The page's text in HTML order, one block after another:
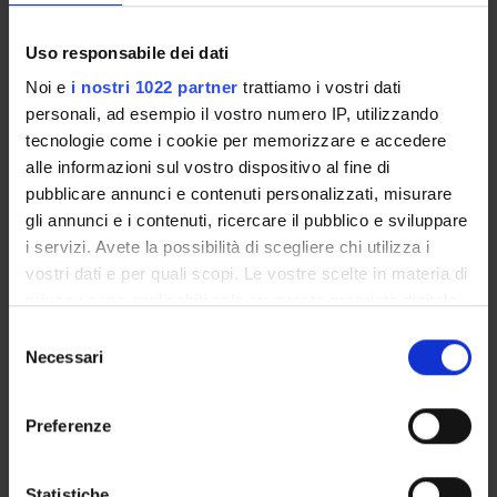
Uso responsabile dei dati
Noi e i nostri 1022 partner trattiamo i vostri dati
personali, ad esempio il vostro numero IP, utilizzando
tecnologie come i cookie per memorizzare e accedere
alle informazioni sul vostro dispositivo al fine di
pubblicare annunci e contenuti personalizzati, misurare
gli annunci e i contenuti, ricercare il pubblico e sviluppare
i servizi. Avete la possibilità di scegliere chi utilizza i
vostri dati e per quali scopi. Le vostre scelte in materia di
modificare o revocare il proprio consenso in qualsiasi
momento dalla Dichiarazione sui cookie o facendo clic
raccogliere informazioni sulla tua posizione
delNecessari
Preferenze
Sustainable Development Goals - SDGs
Questa iniziativa contribuisce al perseguimento degli
Obiettivi di Sviluppo Sostenibile dell'Agenda 2030
dell'ONU
Maggiori informazioni su
www.univr.it/sostenibilita